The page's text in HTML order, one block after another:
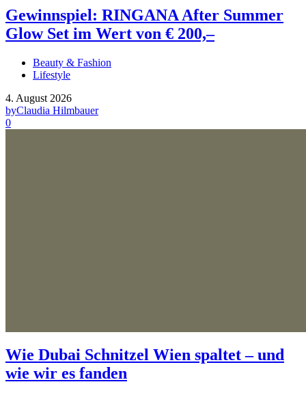
Gewinnspiel: RINGANA After Summer
Glow Set im Wert von € 200,–
Beauty & Fashion
Lifestyle
4. August 2026
byClaudia Hilmbauer
0
Wie Dubai Schnitzel Wien spaltet – und
wie wir es fanden